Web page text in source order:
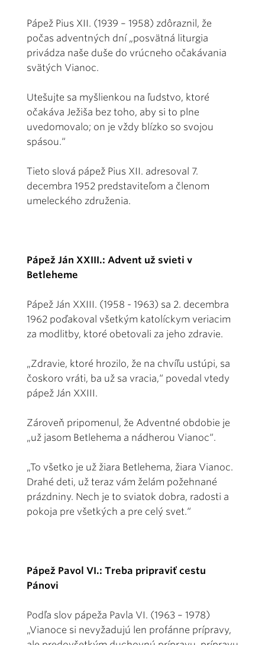
Pápež Pius XII. (1939 – 1958) zdôraznil, že
počas adventných dní „posvätná liturgia
privádza naše duše do vrúcneho očakávania
svätých Vianoc.
Utešujte sa myšlienkou na ľudstvo, ktoré
očakáva Ježiša bez toho, aby si to plne
uvedomovalo; on je vždy blízko so svojou
spásou.“
Tieto slová pápež Pius XII. adresoval 7.
decembra 1952 predstaviteľom a členom
umeleckého združenia.
Pápež Ján XXIII.: Advent už svieti v
Betleheme
Pápež Ján XXIII. (1958 - 1963) sa 2. decembra
1962 poďakoval všetkým katolíckym veriacim
za modlitby, ktoré obetovali za jeho zdravie.
„Zdravie, ktoré hrozilo, že na chvíľu ustúpi, sa
čoskoro vráti, ba už sa vracia,“ povedal vtedy
pápež Ján XXIII.
Zároveň pripomenul, že Adventné obdobie je
„už jasom Betlehema a nádherou Vianoc“.
„To všetko je už žiara Betlehema, žiara Vianoc.
Drahé deti, už teraz vám želám požehnané
prázdniny. Nech je to sviatok dobra, radosti a
pokoja pre všetkých a pre celý svet.“
Pápež Pavol VI.: Treba pripraviť cestu
Pánovi
Podľa slov pápeža Pavla VI. (1963 – 1978)
„Vianoce si nevyžadujú len profánne prípravy,